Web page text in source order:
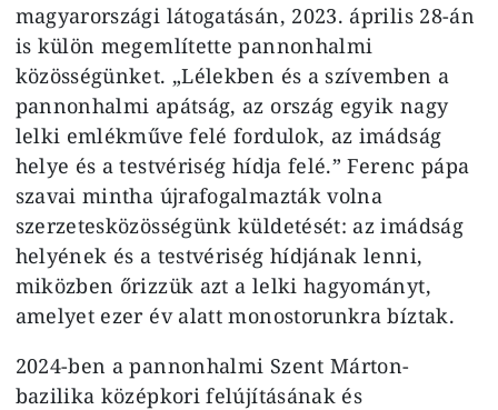
magyarországi látogatásán, 2023. április 28-án
is külön megemlítette pannonhalmi
közösségünket. „Lélekben és a szívemben a
pannonhalmi apátság, az ország egyik nagy
lelki emlékműve felé fordulok, az imádság
helye és a testvériség hídja felé.” Ferenc pápa
szavai mintha újrafogalmazták volna
szerzetesközösségünk küldetését: az imádság
helyének és a testvériség hídjának lenni,
miközben őrizzük azt a lelki hagyományt,
amelyet ezer év alatt monostorunkra bíztak.
2024-ben a pannonhalmi Szent Márton-
bazilika középkori felújításának és